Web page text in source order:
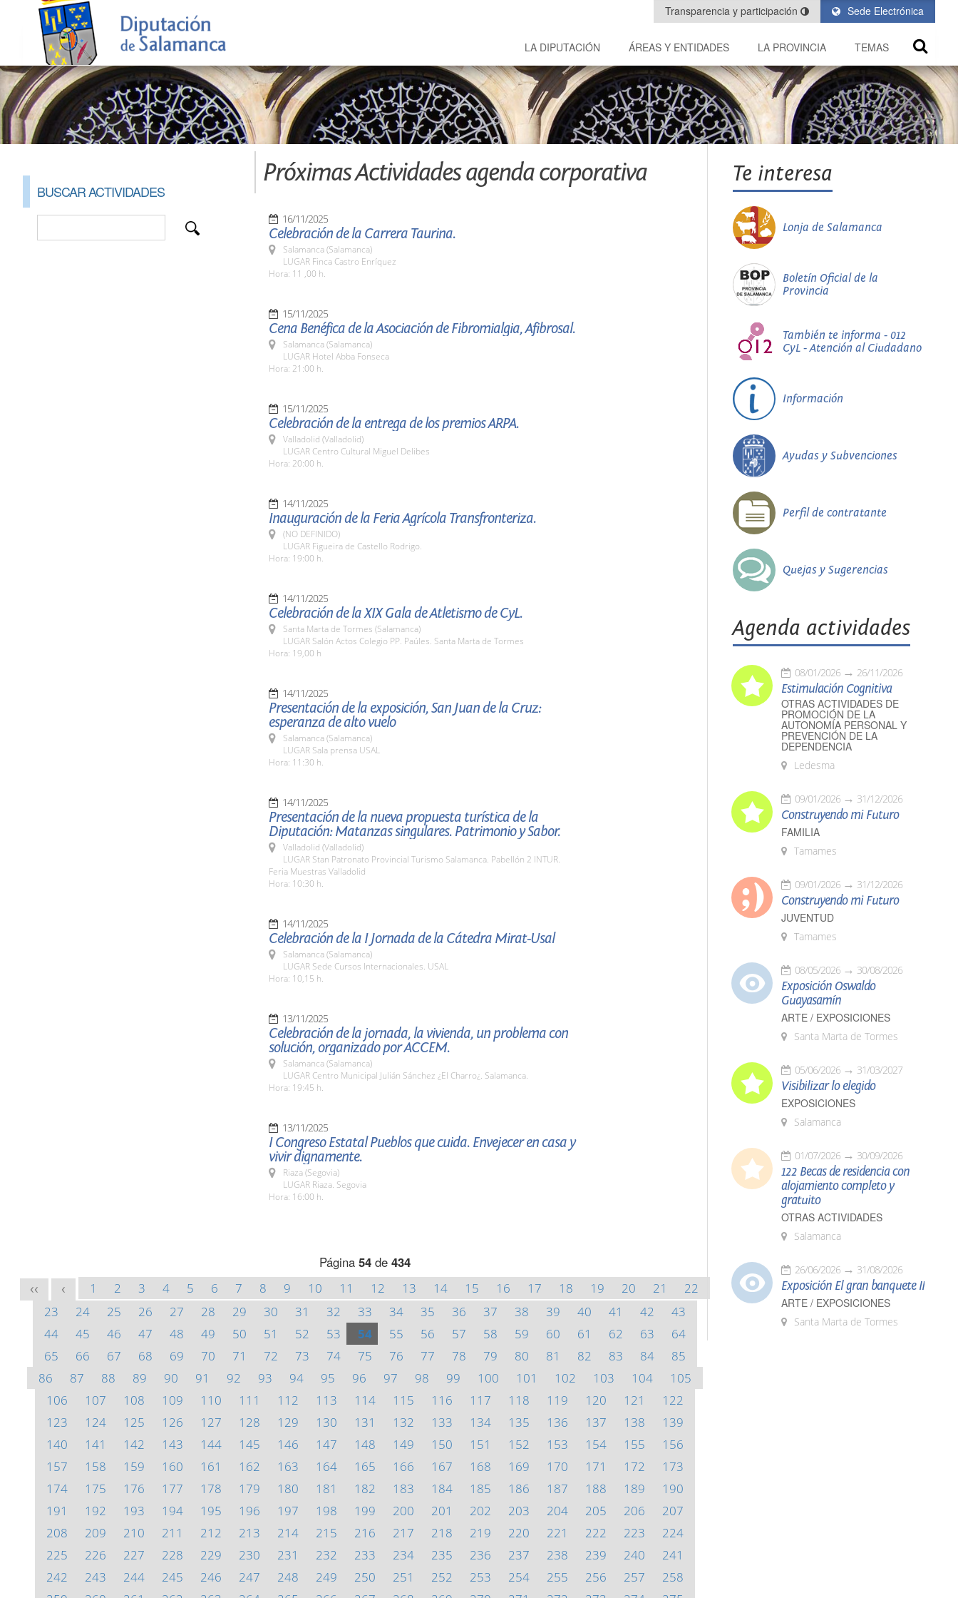
Sede Electrónica
Transparencia y participación
LA DIPUTACIÓN ÁREAS Y ENTIDADES LA PROVINCIA TEMAS
BUSCAR ACTIVIDADES
Próximas Actividades agenda corporativa
16/11/2025
Celebración de la Carrera Taurina.
Salamanca (Salamanca)
LUGAR Finca Castro Enríquez
Hora: 11 ,00 h.
15/11/2025
Cena Benéfica de la Asociación de Fibromialgia, Afibrosal.
Salamanca (Salamanca)
LUGAR Hotel Abba Fonseca
Hora: 21:00 h.
15/11/2025
Celebración de la entrega de los premios ARPA.
Valladolid (Valladolid)
LUGAR Centro Cultural Miguel Delibes
Hora: 20:00 h.
14/11/2025
Inauguración de la Feria Agrícola Transfronteriza.
(NO DEFINIDO)
LUGAR Figueira de Castello Rodrigo.
Hora: 19:00 h.
14/11/2025
Celebración de la XIX Gala de Atletismo de CyL.
Santa Marta de Tormes (Salamanca)
LUGAR Salón Actos Colegio PP. Paúles. Santa Marta de Tormes
Hora: 19,00 h
14/11/2025
Presentación de la exposición, San Juan de la Cruz:
esperanza de alto vuelo
Salamanca (Salamanca)
LUGAR Sala prensa USAL
Hora: 11:30 h.
14/11/2025
Presentación de la nueva propuesta turística de la
Diputación: Matanzas singulares. Patrimonio y Sabor.
Valladolid (Valladolid)
LUGAR Stan Patronato Provincial Turismo Salamanca. Pabellón 2 INTUR.
Feria Muestras Valladolid
Hora: 10:30 h.
14/11/2025
Celebración de la I Jornada de la Cátedra Mirat-Usal
Salamanca (Salamanca)
LUGAR Sede Cursos Internacionales. USAL
Hora: 10,15 h.
13/11/2025
Celebración de la jornada, la vivienda, un problema con
solución, organizado por ACCEM.
Salamanca (Salamanca)
LUGAR Centro Municipal Julián Sánchez ¿El Charro¿. Salamanca.
Hora: 19:45 h.
13/11/2025
I Congreso Estatal Pueblos que cuida. Envejecer en casa y
vivir dignamente.
Riaza (Segovia)
LUGAR Riaza. Segovia
Hora: 16:00 h.
Página 54 de 434
<< < 1 2 3 4 5 6 7 8 9 10 11 12 13 14 15 16 17 18 19 20 21
22
23
24 25 26 27 28 29 30 31 32 33 34 35 36 37 38 39 40 41 42
43
44
45 46 47 48 49 50 51 52 53 54 55 56 57 58 59 60 61 62 63
64
65
66 67 68 69 70 71 72 73 74 75 76 77 78 79 80 81 82 83 84
85
86
87 88 89 90 91 92 93 94 95 96 97 98 99 100 101 102 103 104
105
106
107 108 109 110 111 112 113 114 115 116 117 118 119 120 121
122
123
124 125 126 127 128 129 130 131 132 133 134 135 136 137 138
139
140
141 142 143 144 145 146 147 148 149 150 151 152 153 154 155
156
157
158 159 160 161 162 163 164 165 166 167 168 169 170 171 172
173
174
175 176 177 178 179 180 181 182 183 184 185 186 187 188 189
190
191
192 193 194 195 196 197 198 199 200 201 202 203 204 205 206
207
208
209 210 211 212 213 214 215 216 217 218 219 220 221 222 223
224
225
226 227 228 229 230 231 232 233 234 235 236 237 238 239 240
241
242
243 244 245 246 247 248 249 250 251 252 253 254 255 256 257
258
Te interesa
Lonja de Salamanca
Boletín Oficial de la
Provincia
También te informa - 012
CyL - Atención al Ciudadano
Información
Ayudas y Subvenciones
Perfil de contratante
Quejas y Sugerencias
Agenda actividades
08/01/2026 26/11/2026
Estimulación Cognitiva
OTRAS ACTIVIDADES DE
PROMOCIÓN DE LA
AUTONOMÍA PERSONAL Y
PREVENCIÓN DE LA
DEPENDENCIA
Ledesma
09/01/2026 31/12/2026
Construyendo mi Futuro
FAMILIA
Tamames
09/01/2026 31/12/2026
Construyendo mi Futuro
JUVENTUD
Tamames
08/05/2026 30/08/2026
Exposición Oswaldo
Guayasamín
ARTE / EXPOSICIONES
Santa Marta de Tormes
05/06/2026 31/03/2027
Visibilizar lo elegido
EXPOSICIONES
Salamanca
01/07/2026 30/09/2026
122 Becas de residencia con
alojamiento completo y
gratuito
OTRAS ACTIVIDADES
Salamanca
26/06/2026 31/08/2026
Exposición El gran banquete II
ARTE / EXPOSICIONES
Santa Marta de Tormes